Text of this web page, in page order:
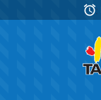
:::
alarm